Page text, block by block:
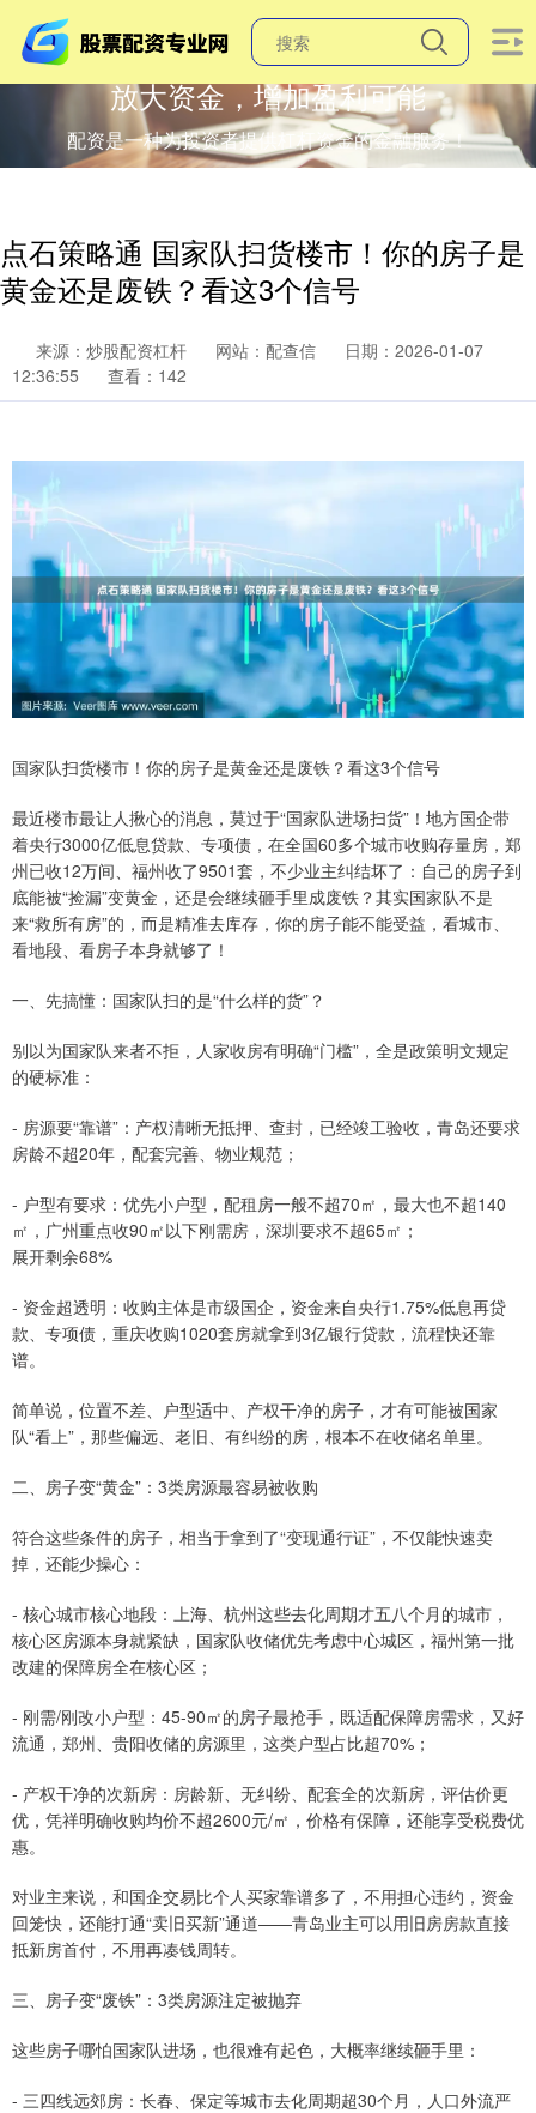
放大资金，增加盈利可能
配资是一种为投资者提供杠杆资金的金融服务！
点石策略通 国家队扫货楼市！你的房子是
黄金还是废铁？看这3个信号
来源：炒股配资杠杆 网站：配查信
日期：2026-01-07
12:36:55
查看：142
国家队扫货楼市！你的房子是黄金还是废铁？看这3个信号
最近楼市最让人揪心的消息，莫过于“国家队进场扫货”！地方国企带
着央行3000亿低息贷款、专项债，在全国60多个城市收购存量房，郑
州已收12万间、福州收了9501套，不少业主纠结坏了：自己的房子到
底能被“捡漏”变黄金，还是会继续砸手里成废铁？其实国家队不是
来“救所有房”的，而是精准去库存，你的房子能不能受益，看城市、
看地段、看房子本身就够了！
一、先搞懂：国家队扫的是“什么样的货”？
别以为国家队来者不拒，人家收房有明确“门槛”，全是政策明文规定
的硬标准：
- 房源要“靠谱”：产权清晰无抵押、查封，已经竣工验收，青岛还要求
房龄不超20年，配套完善、物业规范；
- 户型有要求：优先小户型，配租房一般不超70㎡，最大也不超140
㎡，广州重点收90㎡以下刚需房，深圳要求不超65㎡；
展开剩余68%
- 资金超透明：收购主体是市级国企，资金来自央行1.75%低息再贷
款、专项债，重庆收购1020套房就拿到3亿银行贷款，流程快还靠
谱。
简单说，位置不差、户型适中、产权干净的房子，才有可能被国家
队“看上”，那些偏远、老旧、有纠纷的房，根本不在收储名单里。
二、房子变“黄金”：3类房源最容易被收购
符合这些条件的房子，相当于拿到了“变现通行证”，不仅能快速卖
掉，还能少操心：
- 核心城市核心地段：上海、杭州这些去化周期才五八个月的城市，
核心区房源本身就紧缺，国家队收储优先考虑中心城区，福州第一批
改建的保障房全在核心区；
- 刚需/刚改小户型：45-90㎡的房子最抢手，既适配保障房需求，又好
流通，郑州、贵阳收储的房源里，这类户型占比超70%；
- 产权干净的次新房：房龄新、无纠纷、配套全的次新房，评估价更
优，凭祥明确收购均价不超2600元/㎡，价格有保障，还能享受税费优
惠。
对业主来说，和国企交易比个人买家靠谱多了，不用担心违约，资金
回笼快，还能打通“卖旧买新”通道——青岛业主可以用旧房房款直接
抵新房首付，不用再凑钱周转。
三、房子变“废铁”：3类房源注定被抛弃
这些房子哪怕国家队进场，也很难有起色，大概率继续砸手里：
- 三四线远郊房：长春、保定等城市去化周期超30个月，人口外流严